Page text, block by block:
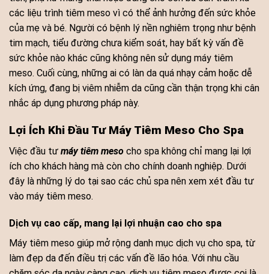
các liệu trình tiêm meso vì có thể ảnh hưởng đến sức khỏe
của mẹ và bé. Người có bệnh lý nền nghiêm trọng như bệnh
tim mạch, tiểu đường chưa kiểm soát, hay bất kỳ vấn đề
sức khỏe nào khác cũng không nên sử dụng máy tiêm
meso. Cuối cùng, những ai có làn da quá nhạy cảm hoặc dễ
kích ứng, đang bị viêm nhiễm da cũng cần thận trọng khi cân
nhắc áp dụng phương pháp này.
Lợi Ích Khi Đầu Tư Máy Tiêm Meso Cho Spa
Việc đầu tư máy tiêm meso cho spa không chỉ mang lại lợi
ích cho khách hàng mà còn cho chính doanh nghiệp. Dưới
đây là những lý do tại sao các chủ spa nên xem xét đầu tư
vào máy tiêm meso.
Dịch vụ cao cấp, mang lại lợi nhuận cao cho spa
Máy tiêm meso giúp mở rộng danh mục dịch vụ cho spa, từ
làm đẹp da đến điều trị các vấn đề lão hóa. Với nhu cầu